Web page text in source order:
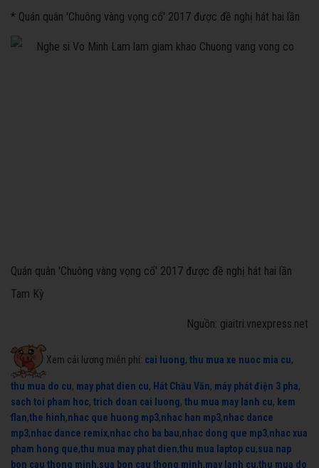
* Quán quân 'Chuông vàng vọng cổ' 2017 được đề nghị hát hai lần
Quán quân 'Chuông vàng vọng cổ' 2017 được đề nghị hát hai lần
Tam Kỳ
Nguồn: giaitri.vnexpress.net
Xem cải lương miễn phí: cai luong, thu mua xe nuoc mia cu,
thu mua do cu, may phat dien cu, Hát Chầu Văn, máy phát điện 3 pha,
sach toi pham hoc, trich doan cai luong, thu mua may lanh cu, kem
flan,the hinh,nhac que huong mp3,nhac han mp3,nhac dance
mp3,nhac dance remix,nhac cho ba bau,nhac dong que mp3,nhac xua
pham hong que,thu mua may phat dien,thu mua laptop cu,sua nap
bon cau thong minh,sua bon cau thong minh,may lanh cu,thu mua do